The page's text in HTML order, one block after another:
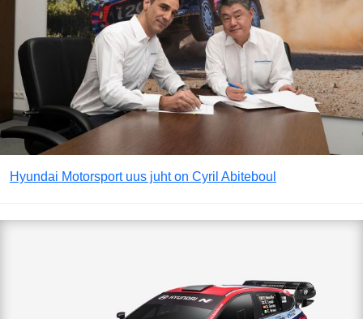
Hyundai Motorsport uus juht on Cyril Abiteboul